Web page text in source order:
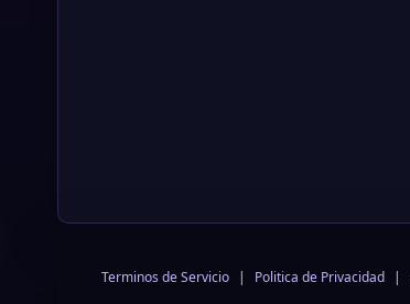
Terminos de Servicio | Politica de Privacidad |